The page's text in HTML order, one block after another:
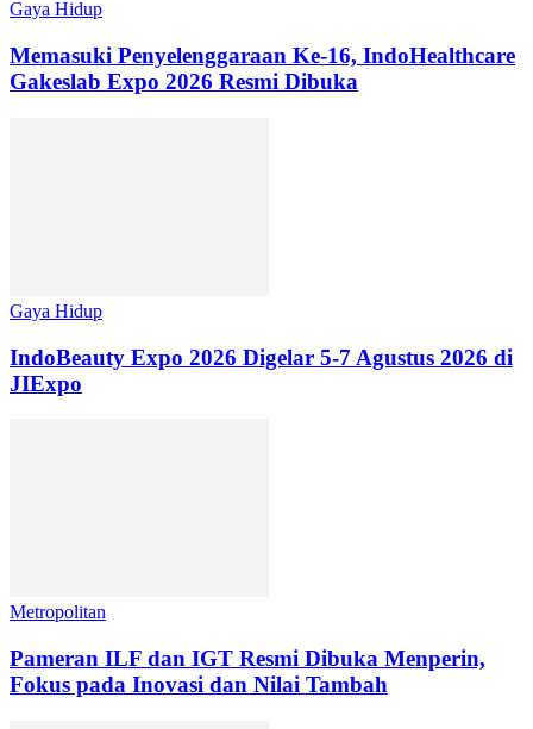
Gaya Hidup
Memasuki Penyelenggaraan Ke-16, IndoHealthcare
Gakeslab Expo 2026 Resmi Dibuka
Gaya Hidup
IndoBeauty Expo 2026 Digelar 5-7 Agustus 2026 di
JIExpo
Metropolitan
Pameran ILF dan IGT Resmi Dibuka Menperin,
Fokus pada Inovasi dan Nilai Tambah